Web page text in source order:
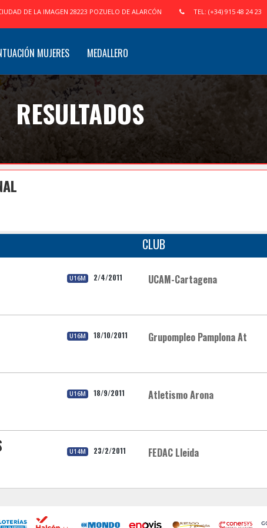
DE LA IMAGEN 28223 POZUELO DE ALARCÓN TEL: (+34) 915 48 24 23
MUJERES MEDALLERO
RESULTADOS
CLUB
U16M 2/4/2011 UCAM-Cartagena
U16M 18/10/2011 Grupompleo Pamplona At
U16M 18/9/2011 Atletismo Arona
U14M 23/2/2011 FEDAC Lleida